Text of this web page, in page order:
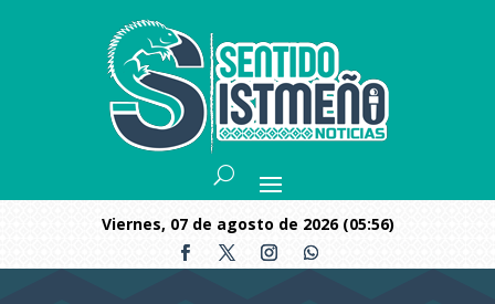
viernes, 07 de agosto de 2026 (05:56)